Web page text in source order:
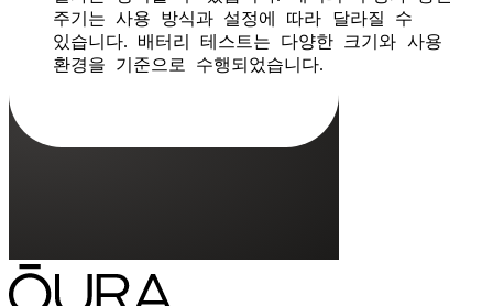
주기는 사용 방식과 설정에 따라 달라질 수
있습니다. 배터리 테스트는 다양한 크기와 사용
환경을 기준으로 수행되었습니다.